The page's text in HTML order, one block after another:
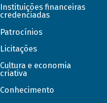
Instituições financeiras
credenciadas
Patrocínios
Licitações
Cultura e economia
criativa
Conhecimento